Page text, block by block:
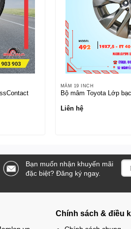
MÂM 19 INCH
Bộ mâm Toyota Lớp
Liên hệ
Bạn muốn nhận khuyến mãi
đặc biệt? Đăng ký ngay.
Chính sách & điều